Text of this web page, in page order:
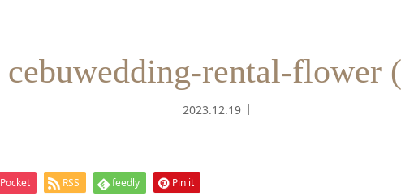
cebuwedding-rental-flower
2023.12.19
Pocket RSS feedly Pin it